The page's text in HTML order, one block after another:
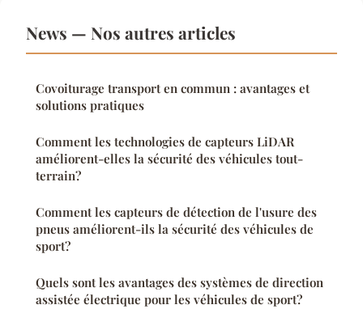
News — Nos autres articles
Covoiturage transport en commun : avantages et
solutions pratiques
Comment les technologies de capteurs LiDAR
améliorent-elles la sécurité des véhicules tout-
terrain?
Comment les capteurs de détection de l'usure des
pneus améliorent-ils la sécurité des véhicules de
sport?
Quels sont les avantages des systèmes de direction
assistée électrique pour les véhicules de sport?